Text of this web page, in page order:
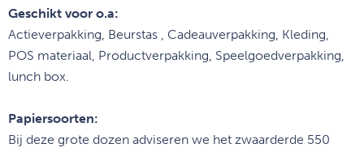
Geschikt voor o.a:
Actieverpakking, Beurstas , Cadeauverpakking, Kleding,
POS materiaal, Productverpakking, Speelgoedverpakking,
lunch box.
Papiersoorten:
Bij deze grote dozen adviseren we het zwaarderde 550